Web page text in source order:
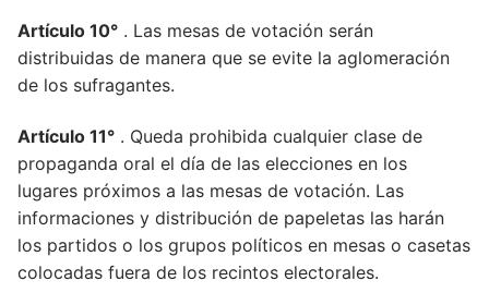
Artículo 10° . Las mesas de votación serán
distribuidas de manera que se evite la aglomeración
de los sufragantes.
Artículo 11° . Queda prohibida cualquier clase de
propaganda oral el día de las elecciones en los
lugares próximos a las mesas de votación. Las
informaciones y distribución de papeletas las harán
los partidos o los grupos políticos en mesas o casetas
colocadas fuera de los recintos electorales.